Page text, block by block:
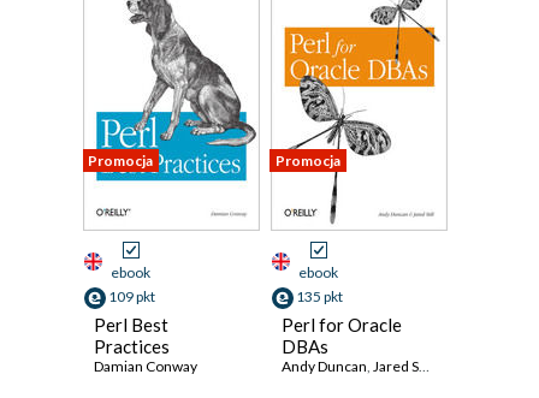
Promocja
ebook
109 pkt
Perl Best
Practices
Damian Conway
Promocja
ebook
135 pkt
Perl for Oracle
DBAs
Andy Duncan, Jared Still